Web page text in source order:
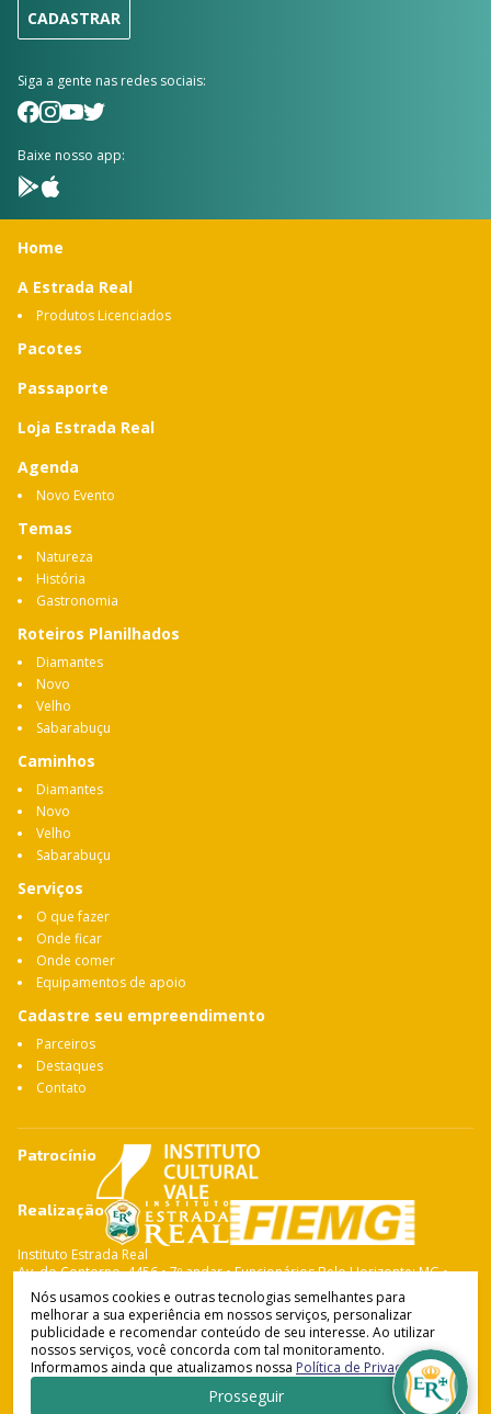
CADASTRAR
Siga a gente nas redes sociais:
Baixe nosso app:
Home
A Estrada Real
Produtos Licenciados
Pacotes
Passaporte
Loja Estrada Real
Agenda
Novo Evento
Temas
Natureza
História
Gastronomia
Roteiros Planilhados
Diamantes
Novo
Velho
Sabarabuçu
Caminhos
Diamantes
Novo
Velho
Sabarabuçu
Serviços
O que fazer
Onde ficar
Onde comer
Equipamentos de apoio
Cadastre seu empreendimento
Parceiros
Destaques
Contato
Patrocínio
Realização
Instituto Estrada Real
Av. do Contorno, 4456 • 7º andar • Funcionários Belo Horizonte: MG •
CEP: 30.110-028 Fone: 31 3263-4765
Instituto Estrada Real© Copyright 2021-2026
Política de Privacidade•Termos de Uso
Desenvolvido por
Nós usamos cookies e outras tecnologias semelhantes para
melhorar a sua experiência em nossos serviços, personalizar
publicidade e recomendar conteúdo de seu interesse. Ao utilizar
nossos serviços, você concorda com tal monitoramento.
Informamos ainda que atualizamos nossa Política de Privacidade.
Prosseguir